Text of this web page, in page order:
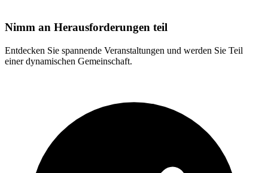
Nimm an Herausforderungen teil
Entdecken Sie spannende Veranstaltungen und werden Sie Teil
einer dynamischen Gemeinschaft.